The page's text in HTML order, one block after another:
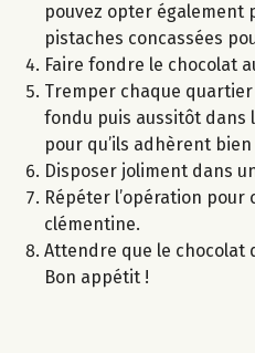
pouvez opter également
pistaches concassées
Faire fondre le chocolat
Tremper chaque
fondu puis aussitôt dans
pour qu’ils adhèrent
Disposer joliment dans
Répéter l’opération
clémentine.
Attendre que le chocolat
Bon appétit !